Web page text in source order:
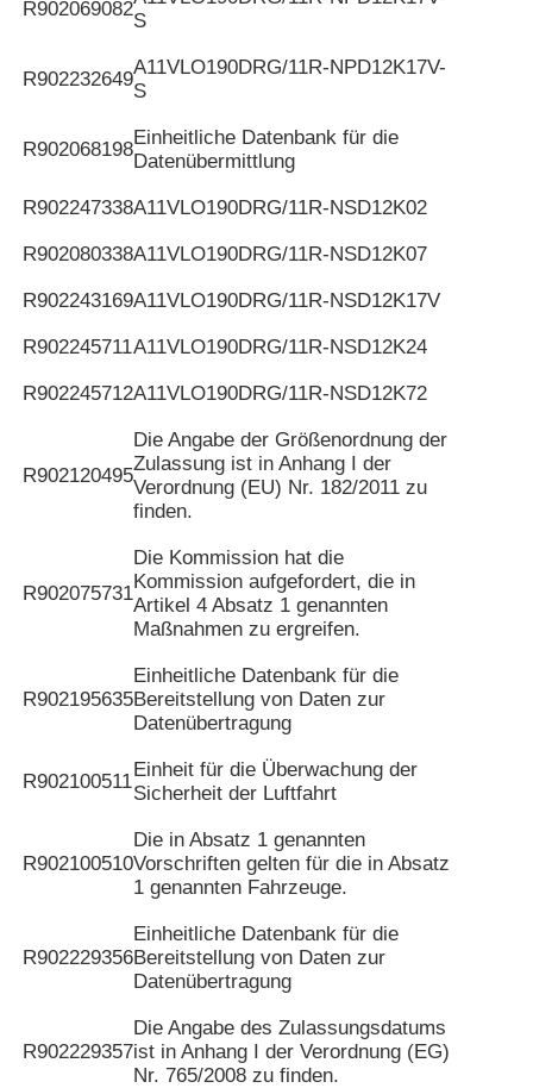
R902069082
S
R902232649
A11VLO190DRG/11R-NPD12K17V-
S
R902068198
Einheitliche Datenbank für die
Datenübermittlung
R902247338A11VLO190DRG/11R-NSD12K02
R902080338A11VLO190DRG/11R-NSD12K07
R902243169A11VLO190DRG/11R-NSD12K17V
R902245711A11VLO190DRG/11R-NSD12K24
R902245712A11VLO190DRG/11R-NSD12K72
R902120495
Die Angabe der Größenordnung der
Zulassung ist in Anhang I der
Verordnung (EU) Nr. 182/2011 zu
finden.
R902075731
Die Kommission hat die
Kommission aufgefordert, die in
Artikel 4 Absatz 1 genannten
Maßnahmen zu ergreifen.
R902195635
Einheitliche Datenbank für die
Bereitstellung von Daten zur
Datenübertragung
R902100511
Einheit für die Überwachung der
Sicherheit der Luftfahrt
R902100510
Die in Absatz 1 genannten
Vorschriften gelten für die in Absatz
1 genannten Fahrzeuge.
R902229356
Einheitliche Datenbank für die
Bereitstellung von Daten zur
Datenübertragung
R902229357
Die Angabe des Zulassungsdatums
ist in Anhang I der Verordnung (EG)
Nr. 765/2008 zu finden.